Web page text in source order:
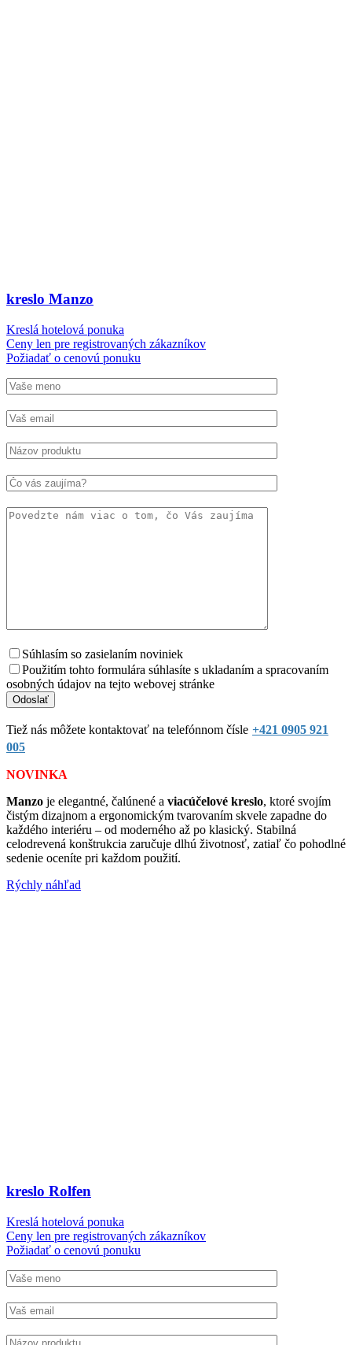
kreslo Manzo
Kreslá hotelová ponuka
Ceny len pre registrovaných zákazníkov
Požiadať o cenovú ponuku
Súhlasím so zasielaním noviniek
Použitím tohto formulára súhlasíte s ukladaním a spracovaním
osobných údajov na tejto webovej stránke
Tiež nás môžete kontaktovať na telefónnom čísle +421 0905 921
005
NOVINKA
Manzo je elegantné, čalúnené a viacúčelové kreslo, ktoré svojím
čistým dizajnom a ergonomickým tvarovaním skvele zapadne do
každého interiéru – od moderného až po klasický. Stabilná
celodrevená konštrukcia zaručuje dlhú životnosť, zatiaľ čo pohodlné
sedenie oceníte pri každom použití.
Rýchly náhľad
kreslo Rolfen
Kreslá hotelová ponuka
Ceny len pre registrovaných zákazníkov
Požiadať o cenovú ponuku